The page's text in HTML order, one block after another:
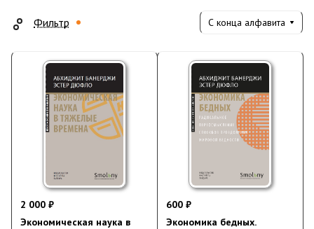
Фильтр С конца алфавита
2 000 ₽
Экономическая наука в
600 ₽
Экономика бедных.